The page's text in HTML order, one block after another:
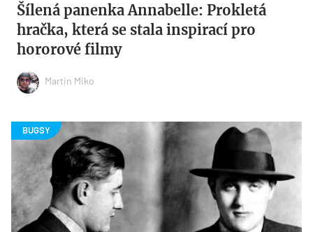
Šílená panenka Annabelle: Prokletá
hračka, která se stala inspirací pro
hororové filmy
Martin Miko